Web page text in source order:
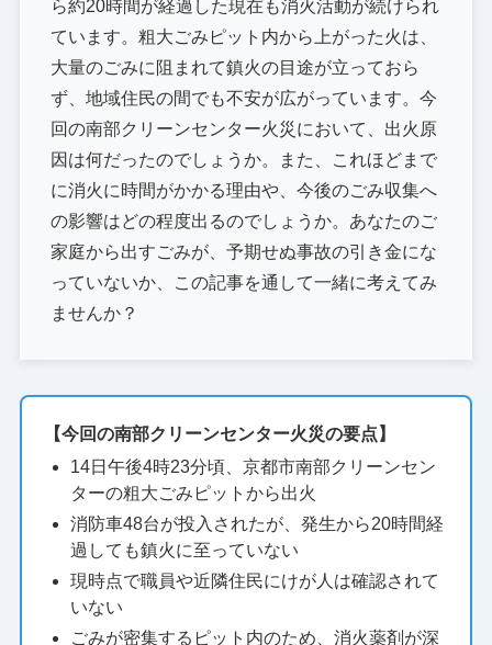
ら約20時間が経過した現在も消火活動が続けられ
ています。粗大ごみピット内から上がった火は、
大量のごみに阻まれて鎮火の目途が立っておら
ず、地域住民の間でも不安が広がっています。今
回の南部クリーンセンター火災において、出火原
因は何だったのでしょうか。また、これほどまで
に消火に時間がかかる理由や、今後のごみ収集へ
の影響はどの程度出るのでしょうか。あなたのご
家庭から出すごみが、予期せぬ事故の引き金にな
っていないか、この記事を通して一緒に考えてみ
ませんか？
【今回の南部クリーンセンター火災の要点】
14日午後4時23分頃、京都市南部クリーンセン
ターの粗大ごみピットから出火
消防車48台が投入されたが、発生から20時間経
過しても鎮火に至っていない
現時点で職員や近隣住民にけが人は確認されて
いない
ごみが密集するピット内のため、消火薬剤が深